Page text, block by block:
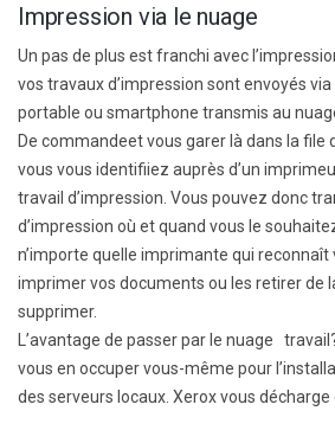
Impression via le nuage
Un pas de plus est franchi avec
vos travaux d’impression sont envoyés via
portable ou smartphone transmis au nuage
De commandeetvous garerlà dans la file
vous vous identifiiez auprès d’un
travail d’impression. Vous pouvez donc
d’impression où et quand vous le
n’importe quelle imprimante qui
imprimer vos documents ou les retirer de
supprimer.
L’avantage de passer parle nuage travail
vous en occuper vous-même pour
des serveurs locaux. Xerox vous décharge